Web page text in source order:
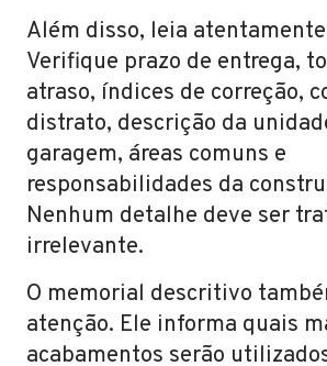
Além disso, leia
Verifique prazo de entrega,
atraso, índices de correção,
distrato, descrição da
garagem, áreas comuns e
responsabilidades da
Nenhum detalhe deve ser
irrelevante.
O memorial descritivo
atenção. Ele informa quais
acabamentos serão